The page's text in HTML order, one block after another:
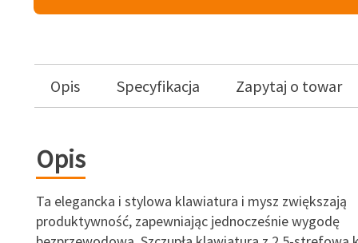
Opis Specyfikacja Zapytaj o towar
Opis
Ta elegancka i stylowa klawiatura i mysz zwiększają
produktywność, zapewniając jednocześnie wygodę